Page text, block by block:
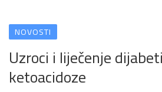
NOVOSTI
Uzroci i liječenje
ketoacidoze